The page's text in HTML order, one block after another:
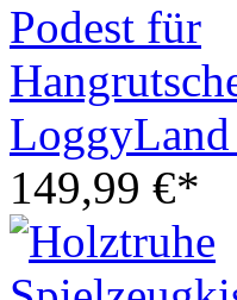
LoggyLand
149,99 €*